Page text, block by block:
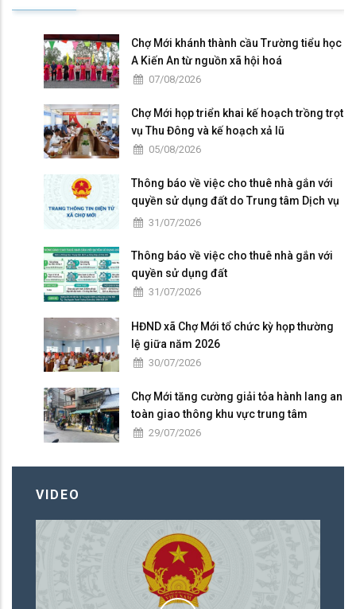
Chợ Mới khánh thành cầu Trường tiểu học
A Kiến An từ nguồn xã hội hoá
07/08/2026
Chợ Mới họp triển khai kế hoạch trồng trọt
vụ Thu Đông và kế hoạch xả lũ
05/08/2026
Thông báo về việc cho thuê nhà gắn với
quyền sử dụng đất do Trung tâm Dịch vụ
tổng hợp xã Chợ Mới quản lý, khai thác
31/07/2026
Thông báo về việc cho thuê nhà gắn với
quyền sử dụng đất
31/07/2026
HĐND xã Chợ Mới tổ chức kỳ họp thường
lệ giữa năm 2026
30/07/2026
Chợ Mới tăng cường giải tỏa hành lang an
toàn giao thông khu vực trung tâm
29/07/2026
VIDEO